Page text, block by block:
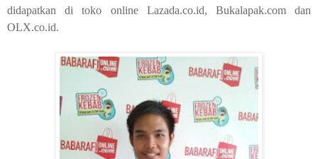
didapatkan di toko online Lazada.co.id, Bukalapak.com dan
OLX.co.id.